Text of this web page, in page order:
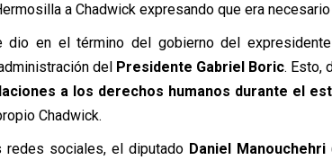
a Chadwick expresando que era necesario
dio en el término del gobierno del
del Presidente Gabriel Boric. Esto,
a los derechos humanos durante el
Chadwick.
redes sociales, el diputado Daniel Manouchehri